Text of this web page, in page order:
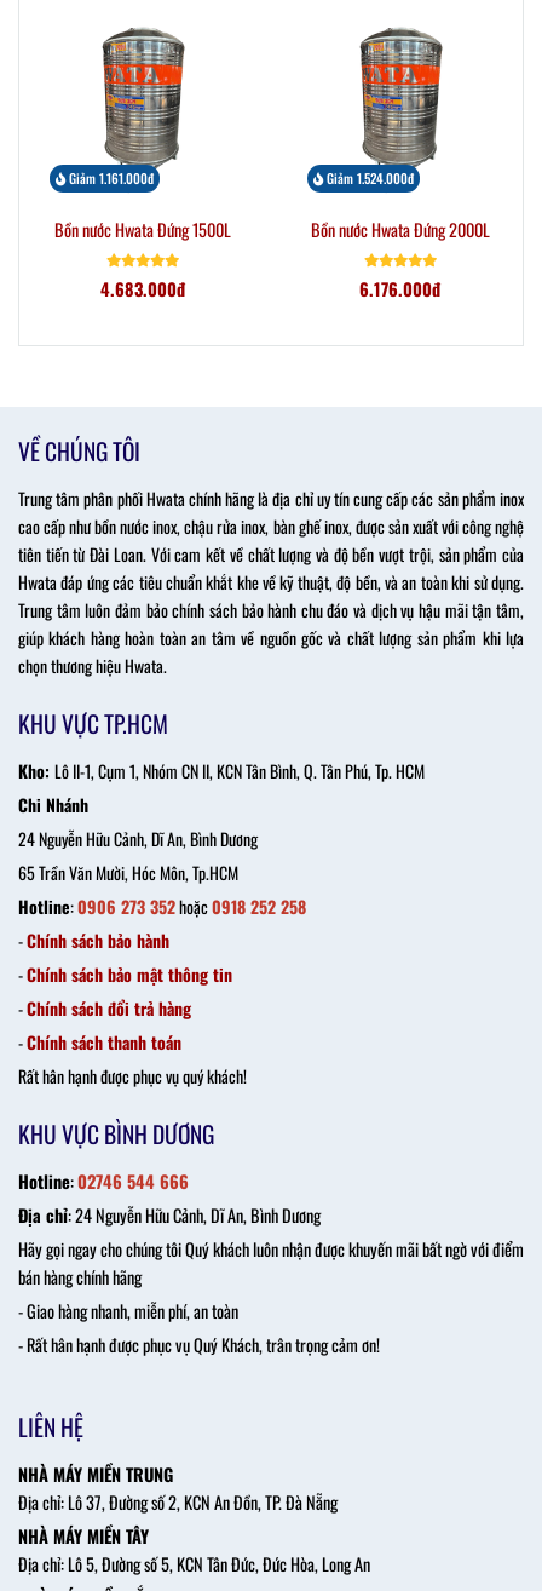
Giảm 1.161.000đ
Bồn nước Hwata Đứng 1500L
4.683.000đ
Giảm 1.524.000đ
Bồn nước Hwata Đứng 2000L
6.176.000đ
VỀ CHÚNG TÔI
Trung tâm phân phối Hwata chính hãng là địa chỉ uy tín cung cấp các sản phẩm inox
cao cấp như bồn nước inox, chậu rửa inox, bàn ghế inox, được sản xuất với công nghệ
tiên tiến từ Đài Loan. Với cam kết về chất lượng và độ bền vượt trội, sản phẩm của
Hwata đáp ứng các tiêu chuẩn khắt khe về kỹ thuật, độ bền, và an toàn khi sử dụng.
Trung tâm luôn đảm bảo chính sách bảo hành chu đáo và dịch vụ hậu mãi tận tâm,
giúp khách hàng hoàn toàn an tâm về nguồn gốc và chất lượng sản phẩm khi lựa
chọn thương hiệu Hwata.
KHU VỰC TP.HCM
Kho: Lô II-1, Cụm 1, Nhóm CN II, KCN Tân Bình, Q. Tân Phú, Tp. HCM
Chi Nhánh
24 Nguyễn Hữu Cảnh, Dĩ An, Bình Dương
65 Trần Văn Mười, Hóc Môn, Tp.HCM
Hotline:0906 273 352hoặc0918 252 258
-Chính sách bảo hành
-Chính sách bảo mật thông tin
-Chính sách đổi trả hàng
-Chính sách thanh toán
Rất hân hạnh được phục vụ quý khách!
KHU VỰC BÌNH DƯƠNG
Hotline:02746 544 666
Địa chỉ: 24 Nguyễn Hữu Cảnh, Dĩ An, Bình Dương
Hãy gọi ngay cho chúng tôi Quý khách luôn nhận được khuyến mãi bất ngờ với điểm
bán hàng chính hãng
- Giao hàng nhanh, miễn phí, an toàn
- Rất hân hạnh được phục vụ Quý Khách, trân trọng cảm ơn!
LIÊN HỆ
NHÀ MÁY MIỀN TRUNG
Địa chỉ: Lô 37, Đường số 2, KCN An Đồn, TP. Đà Nẵng
NHÀ MÁY MIỀN TÂY
Địa chỉ: Lô 5, Đường số 5, KCN Tân Đức, Đức Hòa, Long An